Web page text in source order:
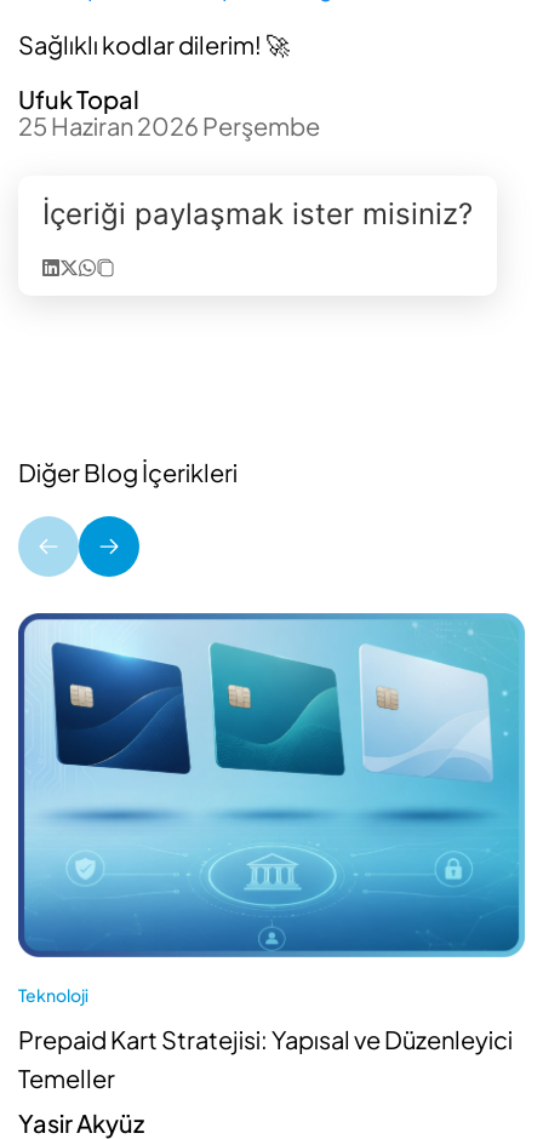
Sağlıklı kodlar dilerim! 🚀
Ufuk Topal
25 Haziran 2026 Perşembe
İçeriği paylaşmak ister misiniz?
Diğer Blog İçerikleri
Teknoloji
Prepaid Kart Stratejisi: Yapısal ve Düzenleyici
Temeller
Yasir Akyüz